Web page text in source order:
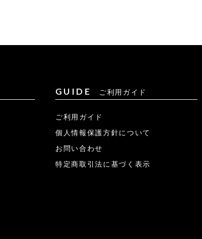
GUIDE ご利用ガイド
ご利用ガイド
個人情報保護方針について
お問い合わせ
特定商取引法に基づく表示